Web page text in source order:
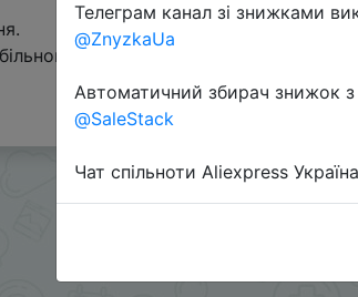
в телеграм каналі:
Телеграм канал зі знижками
@ZnyzkaUa
Автоматичний збирач знижок
@SaleStack
Чат спільноти Aliexpress Україна